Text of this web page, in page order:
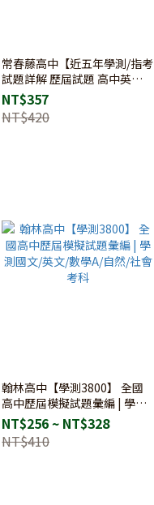
常春藤高中【近五年學測/指考
試題詳解 歷屆試題 高中英文
108課綱 附解答】
NT$357
NT$420
翰林高中【學測3800】 全國
高中歷屆模擬試題彙編 | 學測
國文/英文/數學A/自然/社會考
科
NT$256 ~ NT$328
NT$410